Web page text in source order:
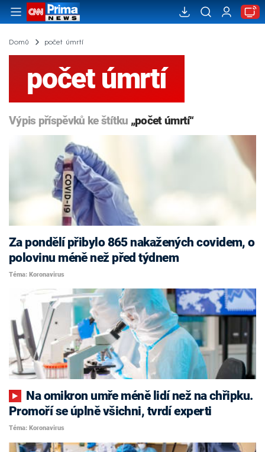
Domů počet úmrtí
počet úmrtí
Výpis příspěvků ke štítku „počet úmrtí“
Za pondělí přibylo 865 nakažených covidem, o
polovinu méně než před týdnem
Téma: Koronavirus
Promoří se úplně všichni, tvrdí experti
Téma: Koronavirus